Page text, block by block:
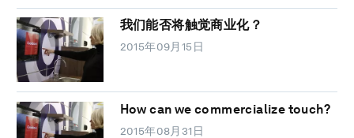
我们能否将触觉商业化？
2015年09月15日
How can we commercialize touch?
2015年08月31日